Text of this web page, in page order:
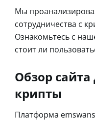
Мы
сотрудничества с
Ознакомьтесь с
стоит ли
Обзор
крипты
Платформа